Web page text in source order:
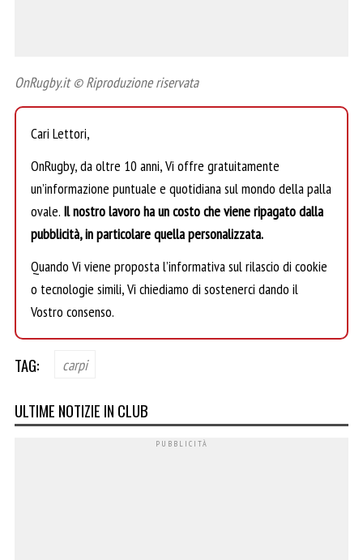
OnRugby.it © Riproduzione riservata
Cari Lettori,
OnRugby, da oltre 10 anni, Vi offre gratuitamente
un’informazione puntuale e quotidiana sul mondo della palla
ovale. Il nostro lavoro ha un costo che viene ripagato dalla
pubblicità, in particolare quella personalizzata.
Quando Vi viene proposta l’informativa sul rilascio di cookie
o tecnologie simili, Vi chiediamo di sostenerci dando il
Vostro consenso.
TAG: carpi
ULTIME NOTIZIE IN CLUB